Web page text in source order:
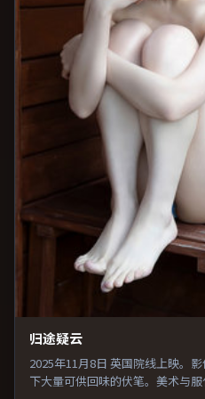
归途疑云
2025年11月8日 英国院线上映。
下大量可供回味的伏笔。美术与